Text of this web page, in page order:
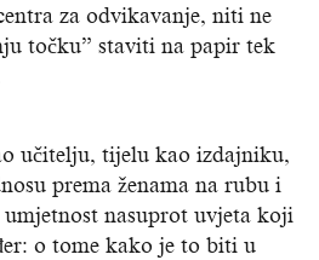
za odvikavanje, niti ne
točku” staviti na papir tek
učitelju, tijelu kao izdajniku,
prema ženama na rubu i
nasuprot uvjeta koji
o tome kako je to biti u